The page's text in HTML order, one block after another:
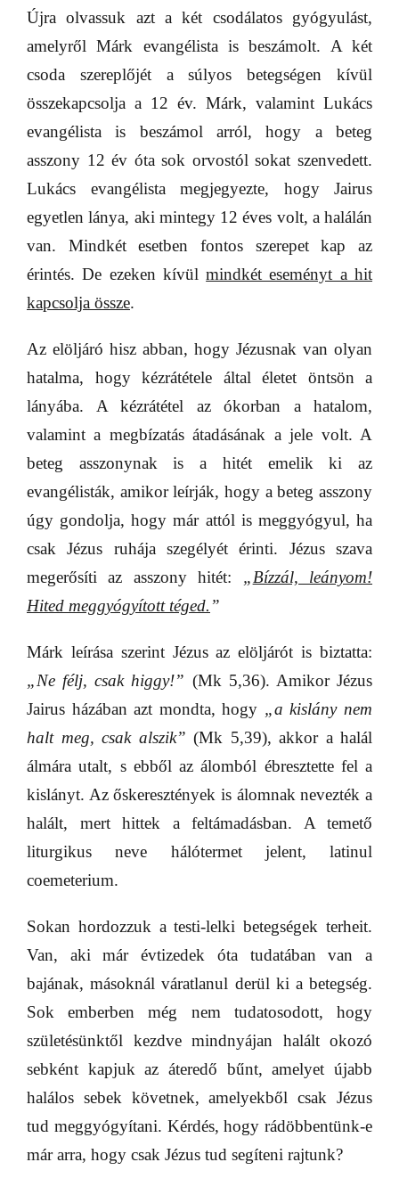
Újra olvassuk azt a két csodálatos gyógyulást,
amelyről Márk evangélista is beszámolt. A két
csoda szereplőjét a súlyos betegségen kívül
összekapcsolja a 12 év. Márk, valamint Lukács
evangélista is beszámol arról, hogy a beteg
asszony 12 év óta sok orvostól sokat szenvedett.
Lukács evangélista megjegyezte, hogy Jairus
egyetlen lánya, aki mintegy 12 éves volt, a halálán
van. Mindkét esetben fontos szerepet kap az
érintés. De ezeken kívülmindkét eseményt a hit
kapcsolja össze.
Az elöljáró hisz abban, hogy Jézusnak van olyan
hatalma, hogy kézrátétele által életet öntsön a
lányába. A kézrátétel az ókorban a hatalom,
valamint a megbízatás átadásának a jele volt. A
beteg asszonynak is a hitét emelik ki az
evangélisták, amikor leírják, hogy a beteg asszony
úgy gondolja, hogy már attól is meggyógyul, ha
csak Jézus ruhája szegélyét érinti. Jézus szava
megerősíti az asszony hitét: „Bízzál, leányom!
Hited meggyógyított téged.”
Márk leírása szerint Jézus az elöljárót is biztatta:
„Ne félj, csak higgy!” (Mk 5,36). Amikor Jézus
Jairus házában azt mondta, hogy „a kislány nem
halt meg, csak alszik” (Mk 5,39), akkor a halál
álmára utalt, s ebből az álomból ébresztette fel a
kislányt. Az őskeresztények is álomnak nevezték a
halált, mert hittek a feltámadásban. A temető
liturgikus neve hálótermet jelent, latinul
coemeterium.
Sokan hordozzuk a testi-lelki betegségek terheit.
Van, aki már évtizedek óta tudatában van a
bajának, másoknál váratlanul derül ki a betegség.
Sok emberben még nem tudatosodott, hogy
születésünktől kezdve mindnyájan halált okozó
sebként kapjuk az áteredő bűnt, amelyet újabb
halálos sebek követnek, amelyekből csak Jézus
tud meggyógyítani. Kérdés, hogy rádöbbentünk-e
már arra, hogy csak Jézus tud segíteni rajtunk?